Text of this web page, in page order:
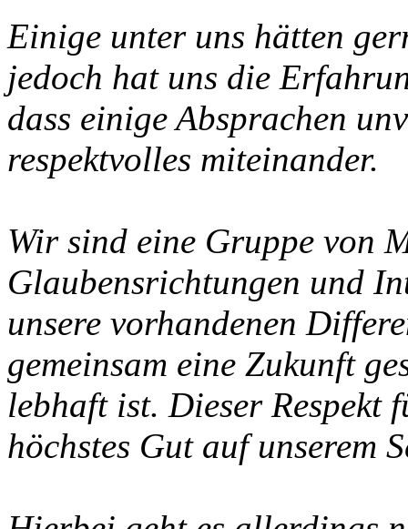
Einige unter uns hätten
jedoch hat uns die
dass einige Absprachen
respektvolles miteinander.
Wir sind eine Gruppe von
Glaubensrichtungen und
unsere vorhandenen
gemeinsam eine Zukunft
lebhaft ist. Dieser Respekt
höchstes Gut auf unserem